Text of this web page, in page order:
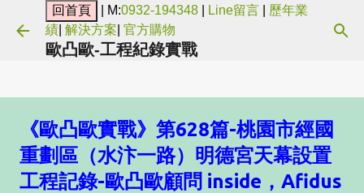
跳到主要內容
| M:0932-194348 Line留言
歷年業
績 解決方案 官方購物
歐凸歐-工程紀錄實戰
《歐凸歐實戰》第628篇-桃園市經國
重劃區（水汴一路）明德宮天幕設置
工程記錄-歐凸歐顧問 inside，Afidus